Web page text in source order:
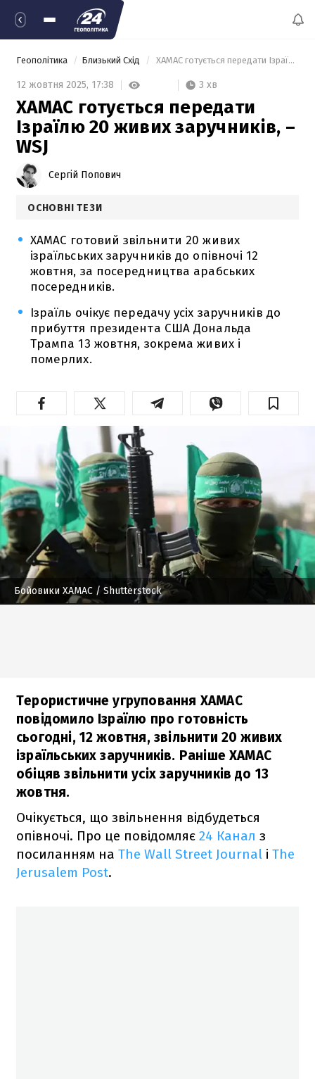
Геополітика Близький Схід ХАМАС готується передати Ізраїлю 20 живих заручників, – WSJ
12 жовтня 2025, 17:38 3 хв
ХАМАС готується передати
Ізраїлю 20 живих заручників, –
WSJ
Сергій Попович
ОСНОВНІ ТЕЗИ
ХАМАС готовий звільнити 20 живих
ізраїльських заручників до опівночі 12
жовтня, за посередництва арабських
посередників.
Ізраїль очікує передачу усіх заручників до
прибуття президента США Дональда
Трампа 13 жовтня, зокрема живих і
померлих.
Бойовики ХАМАС / Shutterstock
Терористичне угруповання ХАМАС
повідомило Ізраїлю про готовність
сьогодні, 12 жовтня, звільнити 20 живих
ізраїльських заручників. Раніше ХАМАС
обіцяв звільнити усіх заручників до 13
жовтня.
Очікується, що звільнення відбудеться
опівночі. Про це повідомляє 24 Канал з
посиланням на The Wall Street Journal і The
Jerusalem Post.